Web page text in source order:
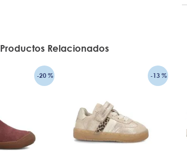
Productos Relacionados
-20 % -13 %